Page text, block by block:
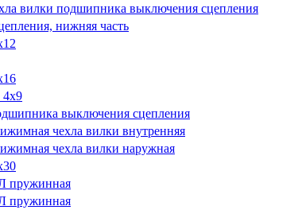
вилки подшипника выключения сцепления
нижняя часть
4х9
выключения сцепления
чехла вилки внутренняя
чехла вилки наружная
пружинная
пружинная